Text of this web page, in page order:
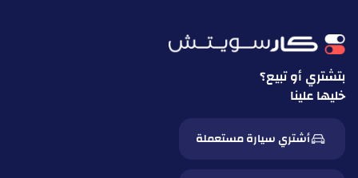
بتشتري أو تبيع؟
خليها علينا
أشتري سيارة مستعملة